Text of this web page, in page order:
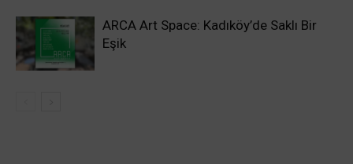
ARCA Art Space: Kadıköy’de Saklı Bir
Eşik